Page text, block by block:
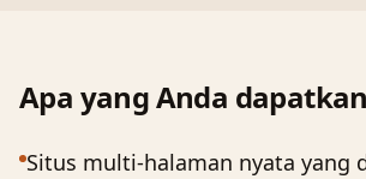
Apa yang Anda dapatkan
Situs multi-halaman nyata yang